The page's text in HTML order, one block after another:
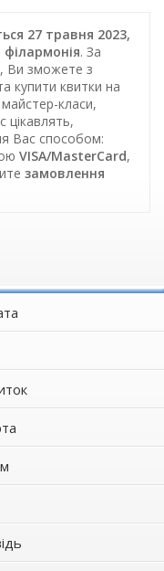
27 травня 2023,
. За
, Ви зможете з
купити квитки на
класи,
цікавлять,
Вас способом:
VISA/MasterCard,
замовлення